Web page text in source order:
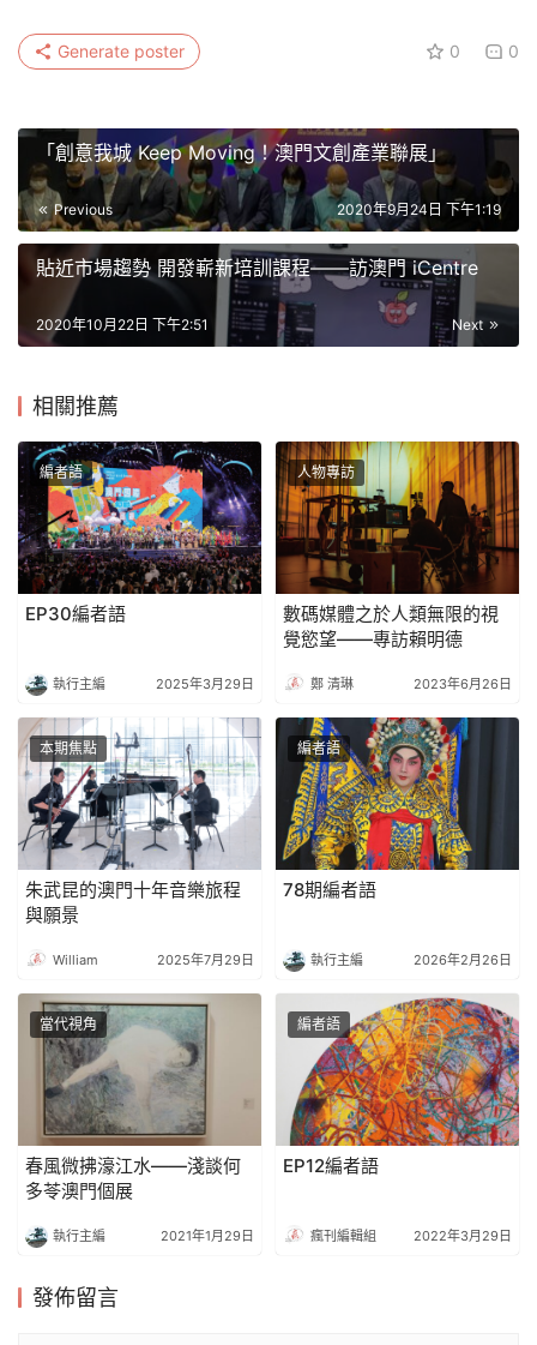
0 0
Generate poster
「創意我城 Keep Moving！澳門文創產業聯展」
Previous 2020年9月24日 下午1:19
貼近市場趨勢 開發嶄新培訓課程——訪澳門 iCentre
Next
2020年10月22日 下午2:51
相關推薦
編者語
EP30編者語
執行主編 2025年3月29日
人物專訪
數碼媒體之於人類無限的視
覺慾望——專訪賴明德
鄭 清琳 2023年6月26日
本期焦點
朱武昆的澳門十年音樂旅程
與願景
William 2025年7月29日
編者語
78期編者語
執行主編 2026年2月26日
當代視角
春風微拂濠江水——淺談何
多苓澳門個展
執行主編 2021年1月29日
編者語
EP12編者語
瘋刊編輯組 2022年3月29日
發佈留言